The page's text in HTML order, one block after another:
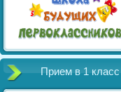
Прием в 1 класс